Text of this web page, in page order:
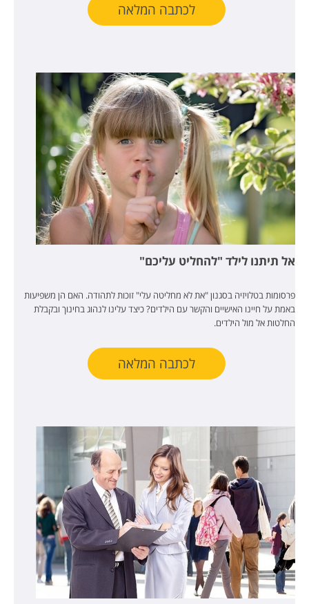
לכתבה המלאה
אל תיתנו לילד "להחליט עליכם"
פרסומות בטלויזיה בסגנון "את לא מחליטה עלי" זוכות לתהודה. האם הן משפיעות
באמת על חיינו האישיים והקשר עם הילדים? כיצד עלינו לנהוג בחינוך ובקבלת
החלטות אל מול הילדים.
לכתבה המלאה